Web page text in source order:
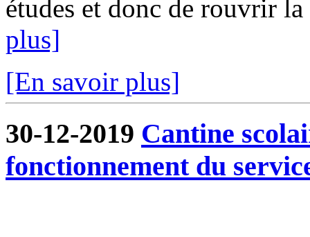
études et donc de rouvrir
plus]
[En savoir plus]
30-12-2019 Cantine
fonctionnement du